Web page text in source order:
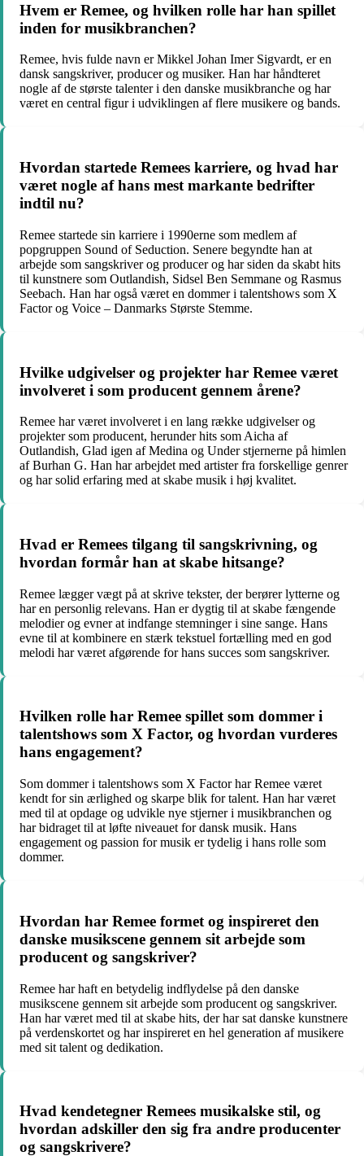
Hvem er Remee, og hvilken rolle har han spillet
inden for musikbranchen?
Remee, hvis fulde navn er Mikkel Johan Imer Sigvardt, er en
dansk sangskriver, producer og musiker. Han har håndteret
nogle af de største talenter i den danske musikbranche og har
været en central figur i udviklingen af flere musikere og bands.
Hvordan startede Remees karriere, og hvad har
været nogle af hans mest markante bedrifter
indtil nu?
Remee startede sin karriere i 1990erne som medlem af
popgruppen Sound of Seduction. Senere begyndte han at
arbejde som sangskriver og producer og har siden da skabt hits
til kunstnere som Outlandish, Sidsel Ben Semmane og Rasmus
Seebach. Han har også været en dommer i talentshows som X
Factor og Voice – Danmarks Største Stemme.
Hvilke udgivelser og projekter har Remee været
involveret i som producent gennem årene?
Remee har været involveret i en lang række udgivelser og
projekter som producent, herunder hits som Aicha af
Outlandish, Glad igen af Medina og Under stjernerne på himlen
af Burhan G. Han har arbejdet med artister fra forskellige genrer
og har solid erfaring med at skabe musik i høj kvalitet.
Hvad er Remees tilgang til sangskrivning, og
hvordan formår han at skabe hitsange?
Remee lægger vægt på at skrive tekster, der berører lytterne og
har en personlig relevans. Han er dygtig til at skabe fængende
melodier og evner at indfange stemninger i sine sange. Hans
evne til at kombinere en stærk tekstuel fortælling med en god
melodi har været afgørende for hans succes som sangskriver.
Hvilken rolle har Remee spillet som dommer i
talentshows som X Factor, og hvordan vurderes
hans engagement?
Som dommer i talentshows som X Factor har Remee været
kendt for sin ærlighed og skarpe blik for talent. Han har været
med til at opdage og udvikle nye stjerner i musikbranchen og
har bidraget til at løfte niveauet for dansk musik. Hans
engagement og passion for musik er tydelig i hans rolle som
dommer.
Hvordan har Remee formet og inspireret den
danske musikscene gennem sit arbejde som
producent og sangskriver?
Remee har haft en betydelig indflydelse på den danske
musikscene gennem sit arbejde som producent og sangskriver.
Han har været med til at skabe hits, der har sat danske kunstnere
på verdenskortet og har inspireret en hel generation af musikere
med sit talent og dedikation.
Hvad kendetegner Remees musikalske stil, og
hvordan adskiller den sig fra andre producenter
og sangskrivere?